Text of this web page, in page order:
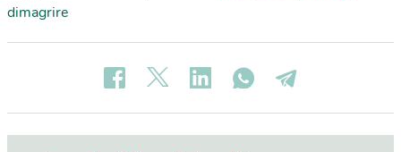
dimagrire